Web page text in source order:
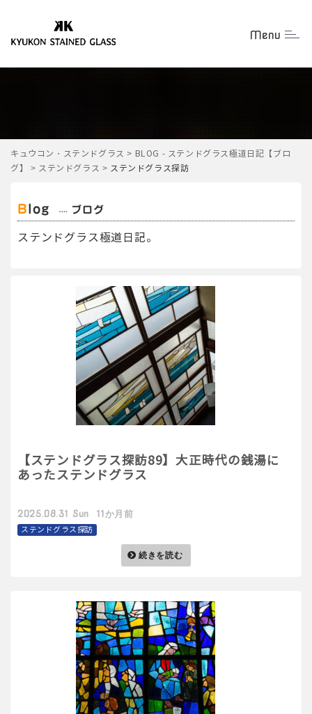
Menu
キュウコン・ステンドグラス > BLOG - ステンドグラス極道日記【ブロ
グ】
> ステンドグラス > ステンドグラス探訪
Blog ブログ
ステンドグラス極道日記。
【ステンドグラス探訪89】大正時代の銭湯に
あったステンドグラス
2025.08.31 Sun 11か月前
ステンドグラス探訪
続きを読む